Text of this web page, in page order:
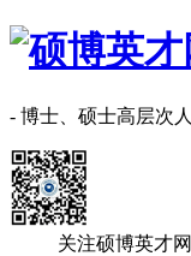
- 博士、硕士高层次
关注硕博英才